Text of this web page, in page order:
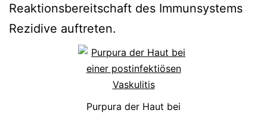
Reaktionsbereitschaft des Immunsystems
Rezidive auftreten.
Purpura der Haut bei